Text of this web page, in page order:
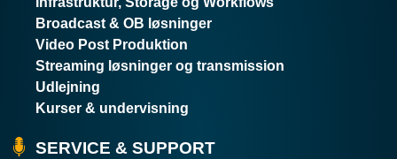
Broadcast & OB løsninger
Video Post Produktion
Streaming løsninger og transmission
Udlejning
Kurser & undervisning
SERVICE & SUPPORT